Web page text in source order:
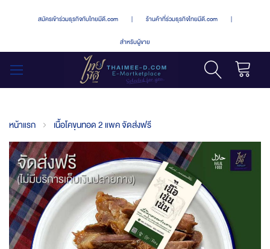
สมัครเข้าร่วมธุรกิจกับไทยมีดี.com | ร้านค้าที่ร่วมธุรกิจไทยมีดี.com |
สำหรับผู้ขาย
หน้าแรก เนื้อโคขุนทอด 2 แพค จัดส่งฟรี
Skip
to
the
end
of
the
images
gallery